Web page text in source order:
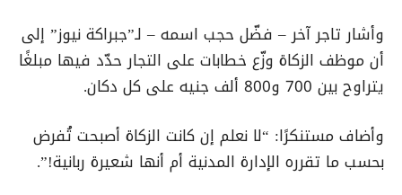
وأشار تاجر آخر – فضّل حجب اسمه – لـ”جبراكة نيوز” إلى
أن موظف الزكاة وزّع خطابات على التجار حدّد فيها مبلغًا
يتراوح بين 700 و800 ألف جنيه على كل دكان.
وأضاف مستنكرًا: “لا نعلم إن كانت الزكاة أصبحت تُفرض
بحسب ما تقرره الإدارة المدنية أم أنها شعيرة ربانية!”.